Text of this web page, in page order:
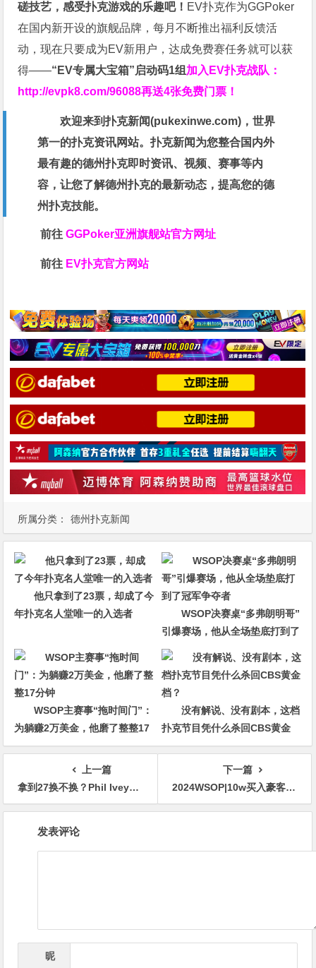
所属分类： 德州扑克新闻
磋技艺，感受扑克游戏的乐趣吧！ EV扑克作为GGPoker
在国内新开设的旗舰品牌，每月不断推出福利反馈活
动，现在只要成为EV新用户，达成免费赛任务就可以获
得——“EV专属大宝箱”启动码1组加入EV扑克战队：
http://evpk8.com/96088再送4张免费门票！
欢迎来到扑克新闻(pukexinwe.com)，世界
第一的扑克资讯网站。扑克新闻为您整合国内外
最有趣的德州扑克即时资讯、视频、赛事等内
容，让您了解德州扑克的最新动态，提高您的德
州扑克技能。
前往GGPoker亚洲旗舰站官方网址
前往 EV扑克官方网站
他只拿到了23票，却成了今
年扑克名人堂唯一的入选者
WSOP决赛桌“多弗朗明哥”
引爆赛场，他从全场垫底打到了
冠军争夺者
WSOP主赛事“拖时间门”：
为躺赚2万美金，他磨了整整17
分钟
没有解说、没有剧本，这档
扑克节目凭什么杀回CBS黄金
档？
上一篇
拿到27换不换？Phil Ivey手持23457赢下第11条金手链
下一篇
2024WSOP|10w买入豪客赛Chris Hunichen夺冠开花哥第三 中国玩家多项赛事中取得好成绩
发表评论
昵